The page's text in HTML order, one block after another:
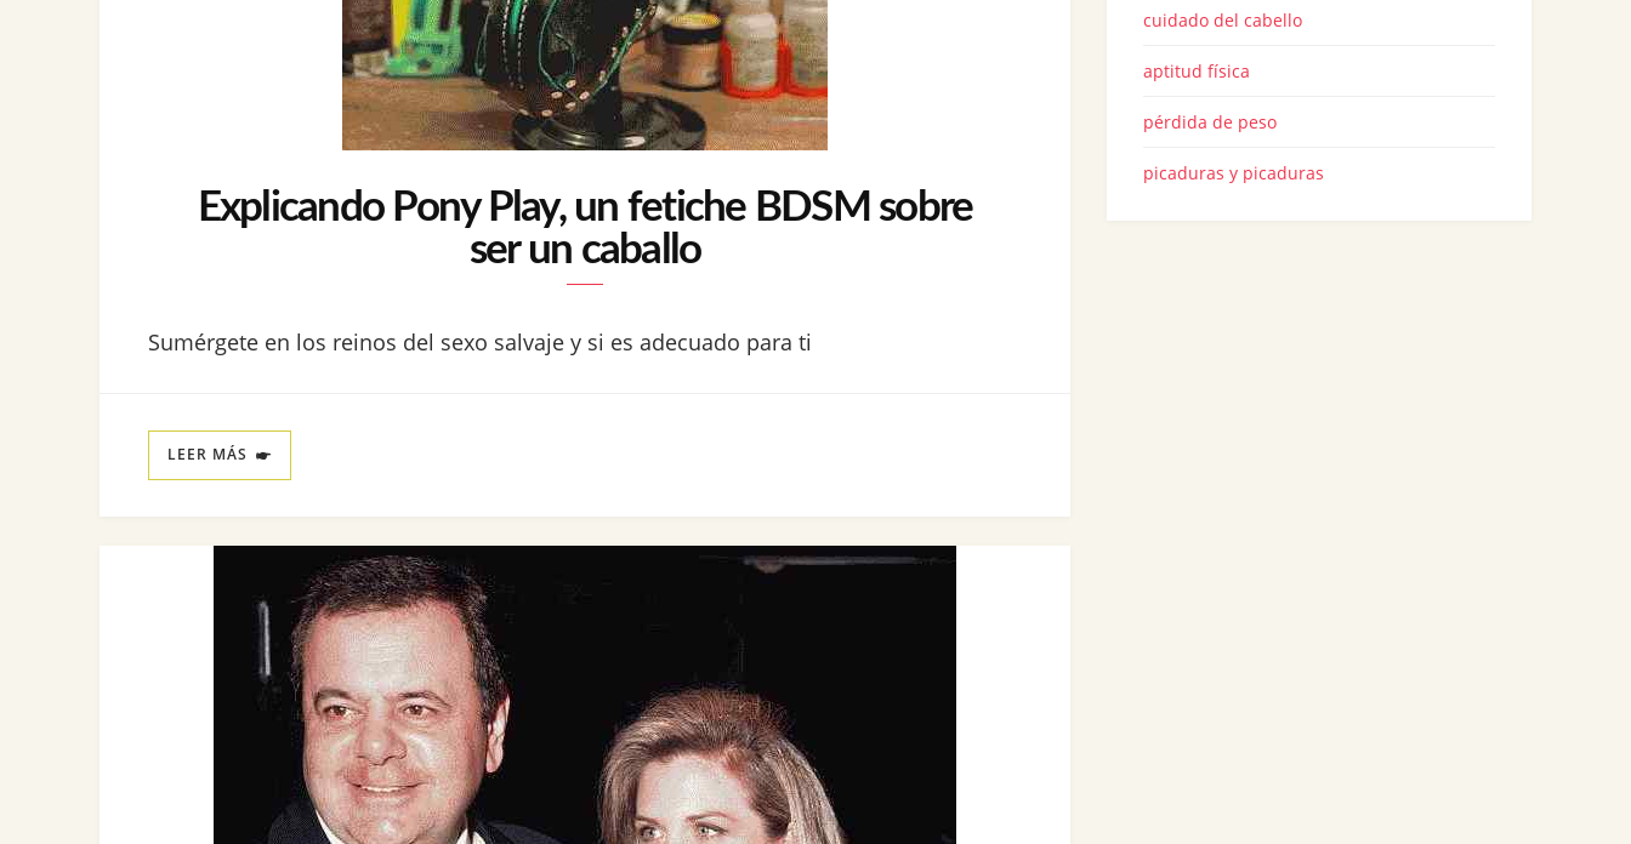
Explicando Pony Play, un fetiche BDSM sobre
ser un caballo
Sumérgete en los reinos del sexo salvaje y si es adecuado para ti
LEER MÁS
cuidado del cabello
aptitud física
pérdida de peso
picaduras y picaduras